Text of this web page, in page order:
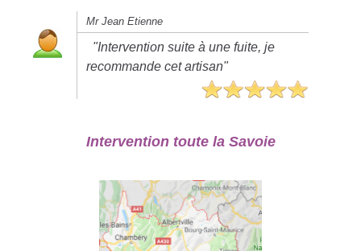
Mr Jean Etienne
"Intervention suite à une fuite, je
recommande cet artisan"
Intervention toute la Savoie